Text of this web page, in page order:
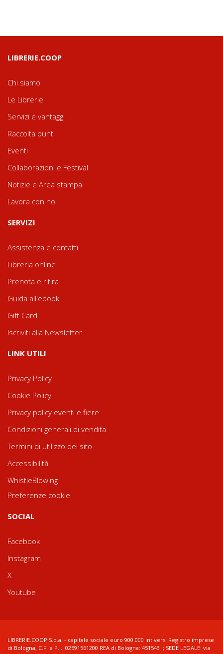
LIBRERIE.COOP
Chi siamo
Le Librerie
Servizi e vantaggi
Raccolta punti
Eventi
Collaborazioni e Festival
Notizie e Area stampa
Lavora con noi
SERVIZI
Assistenza e contatti
Libreria online
Prenota e ritira
Guida all'ebook
Gift Card
Iscriviti alla Newsletter
LINK UTILI
Privacy Policy
Cookie Policy
Privacy policy eventi e fiere
Condizioni generali di vendita
Termini di utilizzo del sito
Accessibilità
WhistleBlowing
Preferenze cookie
SOCIAL
Facebook
Instagram
X
Youtube
LIBRERIE.COOP S.p.a. - capitale sociale euro 900.000 int.vers. Registro imprese
di Bologna, C.F. e P.I.: 02591561200 REA di Bologna: 451543 ; SEDE LEGALE: via